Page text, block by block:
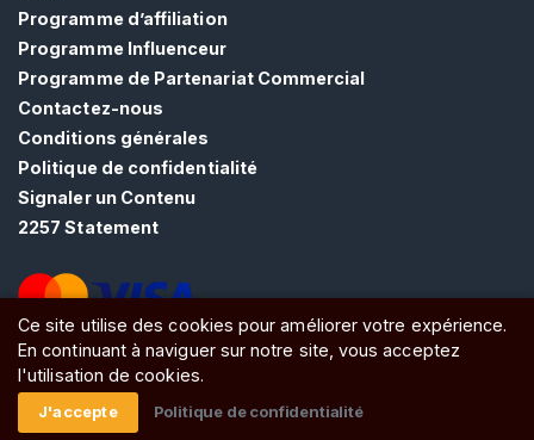
Programme d’affiliation
Programme Influenceur
Programme de Partenariat Commercial
Contactez-nous
Conditions générales
Politique de confidentialité
Signaler un Contenu
2257 Statement
ATW Ltd, Essex, SS0 7EU, United Kingdom
Ce site utilise des cookies pour améliorer votre expérience.
En continuant à naviguer sur notre site, vous acceptez
l'utilisation de cookies.
J'accepte Politique de confidentialité